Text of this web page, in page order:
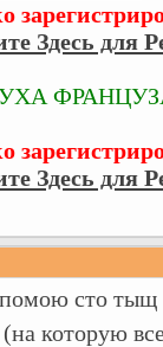
Здесь для
Здесь для
сто тыщ
(на которую